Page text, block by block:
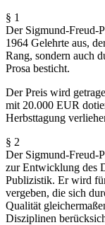
§ 1
Der Sigmund-Freud-
1964 Gelehrte aus,
Rang, sondern auch
Prosa besticht.
Der Preis wird
mit 20.000 EUR
Herbsttagung
§ 2
Der Sigmund-Freud-
zur Entwicklung des
Publizistik. Er wird
vergeben, die sich
Qualität
Disziplinen